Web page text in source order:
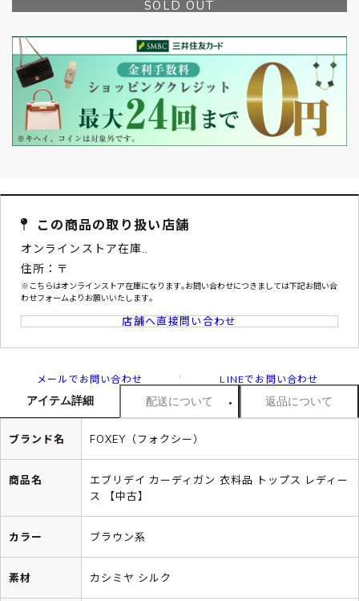
SOLD OUT
この商品の取り扱い店舗
オンラインストア在庫..
住所：〒
※こちらはオンラインストア在庫になります｡お問い合わせにつきましては下記お問い合
わせフォームよりお願いいたします｡
店舗へ直接問い合わせ
メールでお問い合わせ LINEでお問い合わせ
アイテム詳細 配送について 返品について
ブランド名 FOXEY（フォクシー）
商品名
エブリデイ カーディガン 衣料品 トップス レディー
ス 【中古】
カラー ブラウン系
素材 カシミヤ シルク